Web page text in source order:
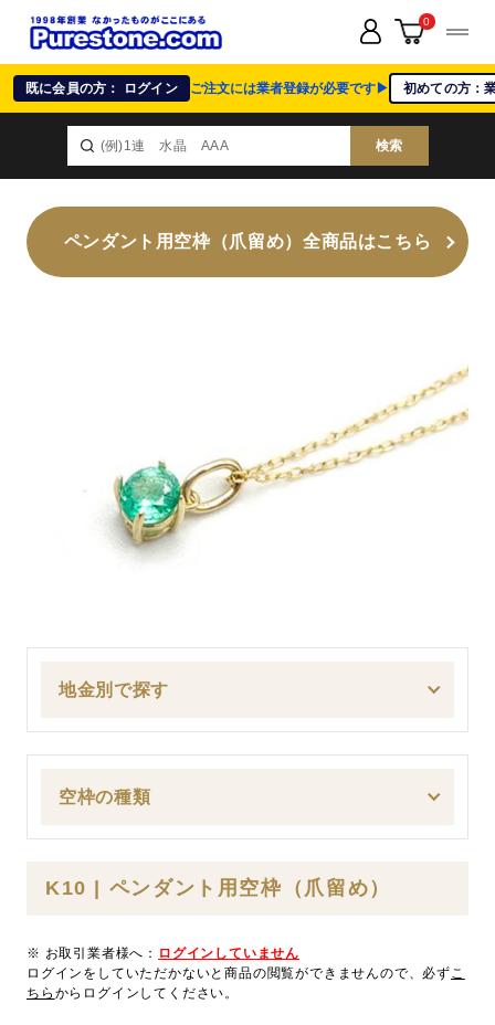
既に会員の方： ログイン ご注文には業者登録が必要です▶ 初めての方：
検索
0
ペンダント用空枠（爪留め）全商品はこちら
地金別で探す
空枠の種類
K10 | ペンダント用空枠（爪留め）
※ お取引業者様へ： ログインしていません
ログインをしていただかないと商品の閲覧ができませんので、必ずこ
ちら からログインしてください。